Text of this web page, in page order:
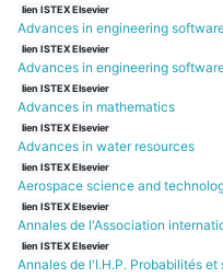
lien ISTEX Elsevier
Advances in engineering
lien ISTEX Elsevier
Advances in engineering
lien ISTEX Elsevier
Advances in mathematics
lien ISTEX Elsevier
Advances in water resources
lien ISTEX Elsevier
Aerospace science and
lien ISTEX Elsevier
Annales de l'Association
lien ISTEX Elsevier
Annales de l'I.H.P. Probabilités et